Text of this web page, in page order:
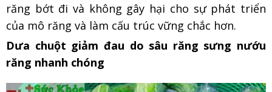
răng bớt đi và không gây hại cho sự phát triển
của mô răng và làm cấu trúc vững chắc hơn.
Dưa chuột giảm đau do sâu răng sưng nướu
răng nhanh chóng